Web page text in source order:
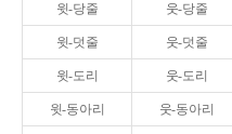
윗-당줄 웃-당줄
윗-덧줄 웃-덧줄
윗-도리 웃-도리
윗-동아리 웃-동아리